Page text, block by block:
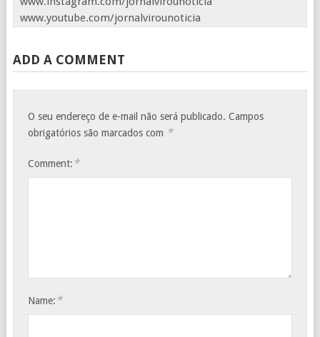
www.youtube.com/jornalvirounoticia
ADD A COMMENT
O seu endereço de e-mail não será publicado. Campos
obrigatórios são marcados com *
Comment: *
Name: *